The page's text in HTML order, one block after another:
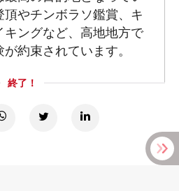
頂やチンボラソ鑑賞、キ
キングなど、高地地方で
約束されています。
終了！